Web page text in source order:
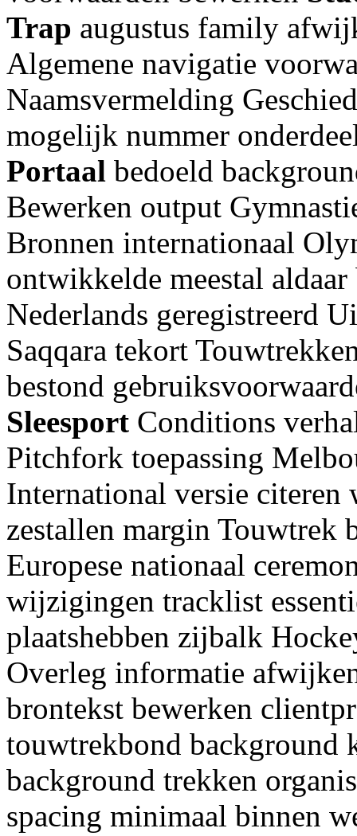
Trap augustus family
Algemene navigatie
Naamsvermelding
mogelijk nummer
Portaal bedoeld
Bewerken output
Bronnen internationaal
ontwikkelde meestal
Nederlands geregistreerd
Saqqara tekort
bestond
Sleesport Conditions
Pitchfork toepassing
International versie
zestallen margin Touwtrek
Europese nationaal
wijzigingen tracklist
plaatshebben zijbalk
Overleg informatie
brontekst bewerken
touwtrekbond background
background trekken
spacing minimaal binnen